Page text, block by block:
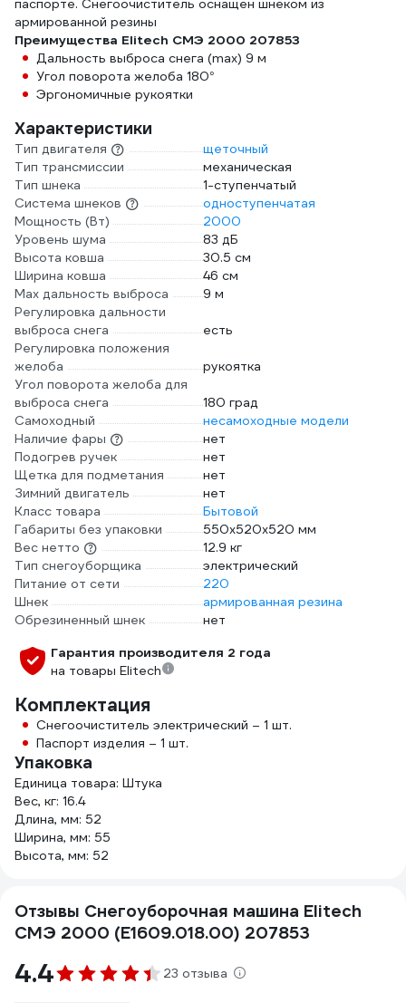
паспорте. Снегоочиститель оснащен шнеком из
армированной резины
Преимущества Elitech СМЭ 2000 207853
Дальность выброса снега (max) 9 м
Угол поворота желоба 180°
Эргономичные рукоятки
Характеристики
Тип двигателя
щеточный
Тип трансмиссии
механическая
Тип шнека
1-ступенчатый
Система шнеков
одноступенчатая
Мощность (Вт)
2000
Уровень шума
83 дБ
Высота ковша
30.5 см
Ширина ковша
46 см
Max дальность выброса
9 м
Регулировка дальности
выброса снега
есть
Регулировка положения
желоба
рукоятка
Угол поворота желоба для
выброса снега
180 град
Самоходный
несамоходные модели
Наличие фары
нет
Подогрев ручек
нет
Щетка для подметания
нет
Зимний двигатель
нет
Класс товара
Бытовой
Габариты без упаковки
550x520x520 мм
Вес нетто
12.9 кг
Тип снегоуборщика
электрический
Питание от сети
220
Шнек
армированная резина
Обрезиненный шнек
нет
Гарантия производителя 2 года
на товары Elitech
Комплектация
Снегоочиститель электрический – 1 шт.
Паспорт изделия – 1 шт.
Упаковка
Единица товара: Штука
Вес, кг: 16.4
Длина, мм: 52
Ширина, мм: 55
Высота, мм: 52
Отзывы Снегоуборочная машина Elitech
СМЭ 2000 (E1609.018.00) 207853
4.4 23 отзыва